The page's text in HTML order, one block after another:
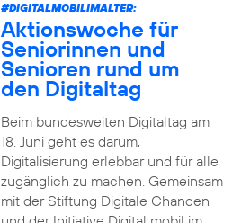
#DIGITALMOBILIMALTER:
Aktionswoche für
Seniorinnen und
Senioren rund um
den Digitaltag
Beim bundesweiten Digitaltag am
18. Juni geht es darum,
Digitalisierung erlebbar und für alle
zugänglich zu machen. Gemeinsam
mit der Stiftung Digitale Chancen